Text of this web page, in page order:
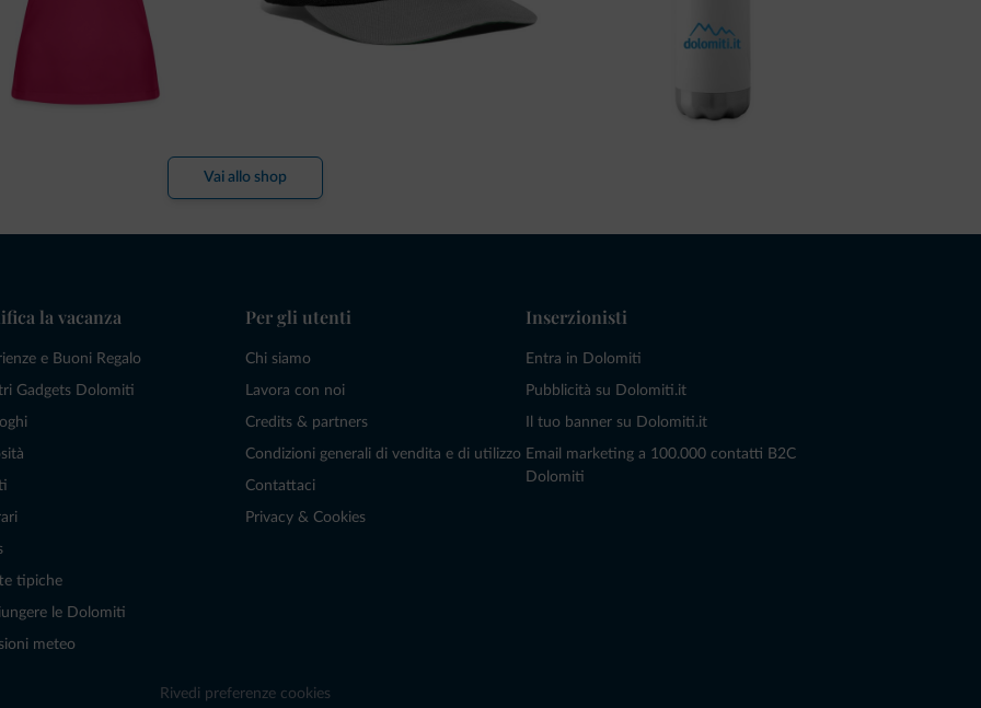
Vai allo shop
la vacanza
e Buoni Regalo
Gadgets Dolomiti
tipiche
le Dolomiti
meteo
Per gli utenti
Chi siamo
Lavora con noi
Credits & partners
Condizioni generali di vendita e di utilizzo
Contattaci
Privacy & Cookies
Inserzionisti
Entra in Dolomiti
Pubblicità su Dolomiti.it
Il tuo banner su Dolomiti.it
Email marketing a 100.000 contatti B2C
Dolomiti
Rivedi preferenze cookies